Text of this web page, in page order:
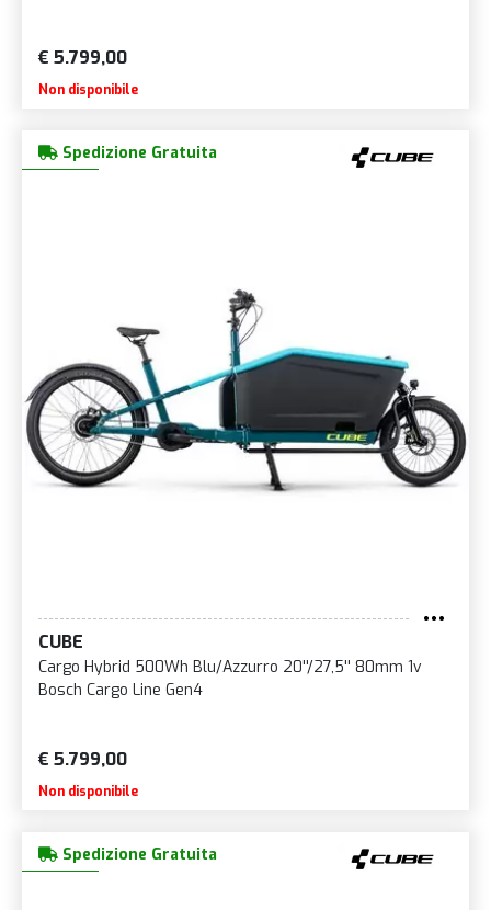
€ 5.799,00
Non disponibile
Spedizione Gratuita
CUBE
Cargo Hybrid 500Wh Blu/Azzurro 20''/27,5'' 80mm 1v
Bosch Cargo Line Gen4
€ 5.799,00
Non disponibile
Spedizione Gratuita